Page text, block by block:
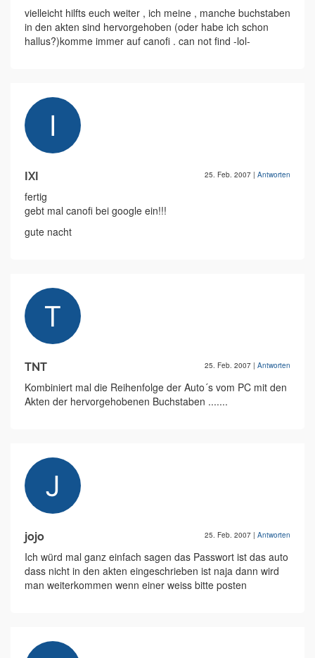
vielleicht hilfts euch weiter , ich meine , manche buchstaben
in den akten sind hervorgehoben (oder habe ich schon
hallus?)komme immer auf canofi . can not find -lol-
IXI 25. Feb. 2007 | Antworten
fertig
gebt mal canofi bei google ein!!!
gute nacht
TNT 25. Feb. 2007 | Antworten
Kombiniert mal die Reihenfolge der Auto´s vom PC mit den
Akten der hervorgehobenen Buchstaben .......
jojo 25. Feb. 2007 | Antworten
Ich würd mal ganz einfach sagen das Passwort ist das auto
dass nicht in den akten eingeschrieben ist naja dann wird
man weiterkommen wenn einer weiss bitte posten